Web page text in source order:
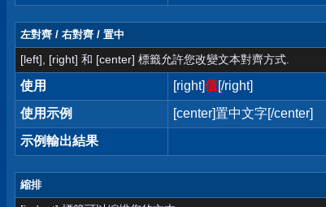
左對齊 / 右對齊 / 置中
[left], [right] 和 [center] 標籤允許您改變文本對齊方式.
使用 [right]值[/right]
使用示例
[center]置中文字[/center]
示例輸出結果
縮排